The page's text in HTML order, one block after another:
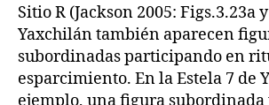
Sitio R (Jackson 2005: Figs.3.23a
Yaxchilán también aparecen
subordinadas participando en
esparcimiento. En la Estela 7 de
ejemplo, una figura